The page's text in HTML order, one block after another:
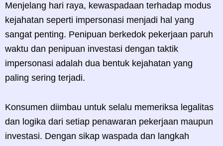
Menjelang hari raya, kewaspadaan terhadap modus
kejahatan seperti impersonasi menjadi hal yang
sangat penting. Penipuan berkedok pekerjaan paruh
waktu dan penipuan investasi dengan taktik
impersonasi adalah dua bentuk kejahatan yang
paling sering terjadi.
Konsumen diimbau untuk selalu memeriksa legalitas
dan logika dari setiap penawaran pekerjaan maupun
investasi. Dengan sikap waspada dan langkah